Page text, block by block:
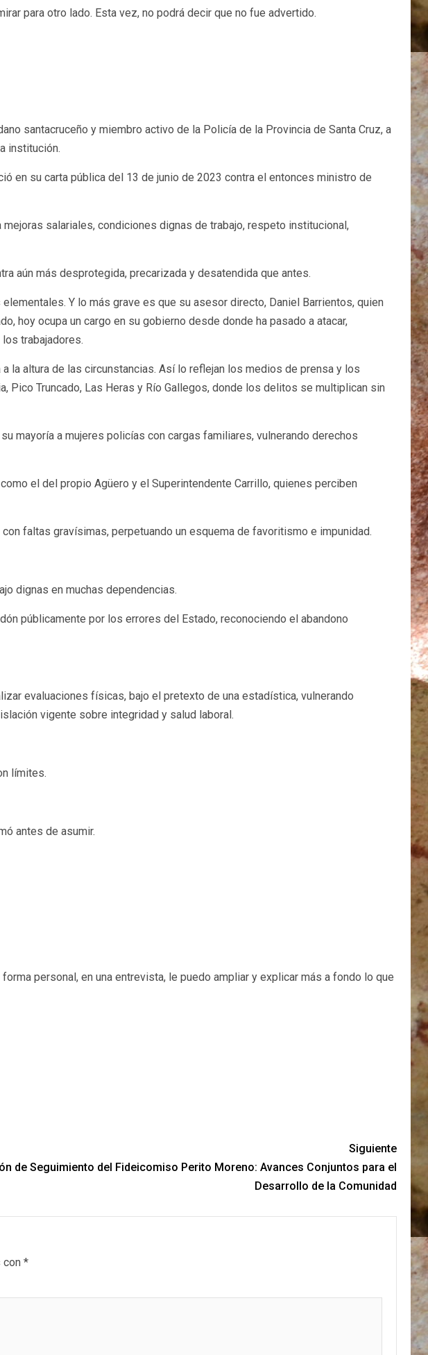
para otro lado. Esta vez, no podrá decir que no fue advertido.
santacruceño y miembro activo de la Policía de la Provincia de Santa Cruz, a
institución.
en su carta pública del 13 de junio de 2023 contra el entonces ministro de
salariales, condiciones dignas de trabajo, respeto institucional,
aún más desprotegida, precarizada y desatendida que antes.
Y lo más grave es que su asesor directo, Daniel Barrientos, quien
hoy ocupa un cargo en su gobierno desde donde ha pasado a atacar,
trabajadores.
la altura de las circunstancias. Así lo reflejan los medios de prensa y los
Truncado, Las Heras y Río Gallegos, donde los delitos se multiplican sin
mayoría a mujeres policías con cargas familiares, vulnerando derechos
el del propio Agüero y el Superintendente Carrillo, quienes perciben
faltas gravísimas, perpetuando un esquema de favoritismo e impunidad.
dignas en muchas dependencias.
públicamente por los errores del Estado, reconociendo el abandono
evaluaciones físicas, bajo el pretexto de una estadística, vulnerando
vigente sobre integridad y salud laboral.
límites.
antes de asumir.
personal, en una entrevista, le puedo ampliar y explicar más a fondo lo que
Siguiente
de Seguimiento del Fideicomiso Perito Moreno: Avances Conjuntos para el
Desarrollo de la Comunidad
con *